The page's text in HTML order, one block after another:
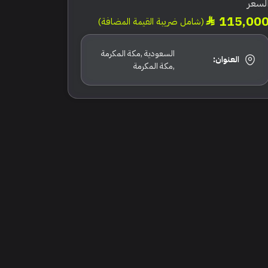
(شامل ضريبة القيمة المضافة)
العنوان:
السعودية ,مكة المكرمة
,مكة المكرمة